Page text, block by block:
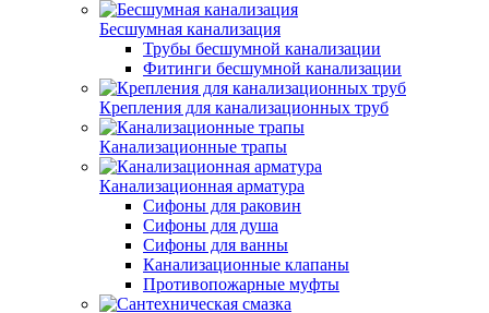
Бесшумная канализация
Трубы бесшумной канализации
Фитинги бесшумной канализации
Крепления для канализационных труб
Канализационные трапы
Канализационная арматура
Сифоны для раковин
Сифоны для душа
Сифоны для ванны
Канализационные клапаны
Противопожарные муфты